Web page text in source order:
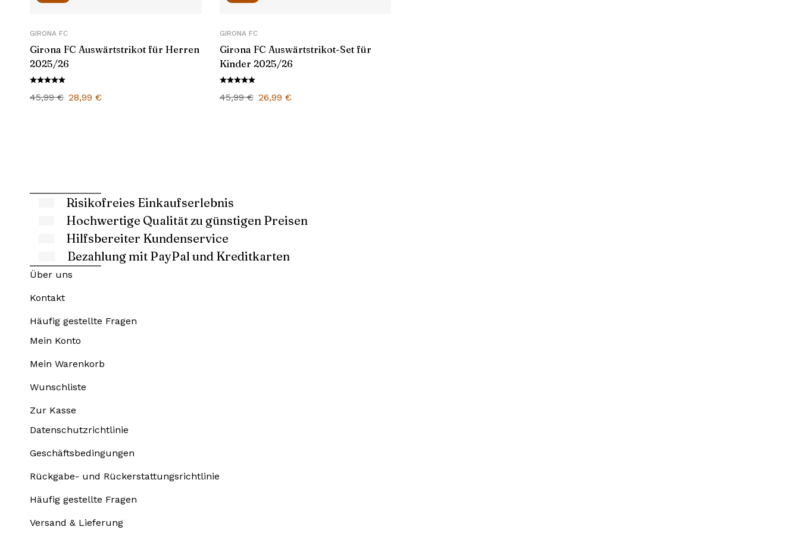
GIRONA FC
Girona FC Auswärtstrikot für Herren
2025/26
45,99€ Ursprünglicher
Preis
28,99 €
GIRONA FC
Girona FC Auswärtstrikot-Set für
Kinder 2025/26
45,99€ Ursprünglicher
Preis
26,99 €
Risikofreies Einkaufserlebnis
Hochwertige Qualität zu günstigen Preisen
Hilfsbereiter Kundenservice
Bezahlung mit PayPal und Kreditkarten
Über uns
Kontakt
Häufig gestellte Fragen
Mein Konto
Mein Warenkorb
Wunschliste
Zur Kasse
Datenschutzrichtlinie
Geschäftsbedingungen
Rückgabe- und Rückerstattungsrichtlinie
Häufig gestellte Fragen
Versand & Lieferung